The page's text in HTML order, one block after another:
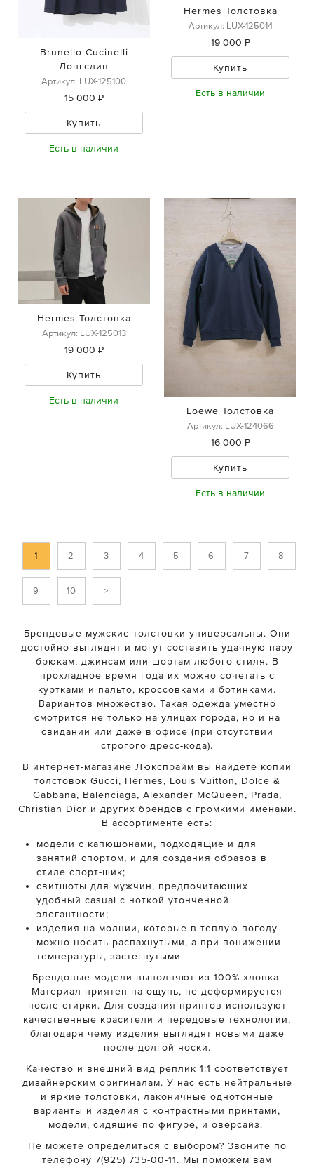
Brunello Cucinelli
Лонгслив
Артикул: LUX-125100
15 000 ₽
Купить
Есть в наличии
Hermes Толстовка
Артикул: LUX-125014
19 000 ₽
Купить
Есть в наличии
Hermes Толстовка
Артикул: LUX-125013
19 000 ₽
Купить
Есть в наличии
Loewe Толстовка
Артикул: LUX-124066
16 000 ₽
Купить
Есть в наличии
1 2 3 4 5 6 7 8
9 10 >
Брендовые мужские толстовки универсальны. Они
достойно выглядят и могут составить удачную пару
брюкам, джинсам или шортам любого стиля. В
прохладное время года их можно сочетать с
куртками и пальто, кроссовками и ботинками.
Вариантов множество. Такая одежда уместно
смотрится не только на улицах города, но и на
свидании или даже в офисе (при отсутствии
строгого дресс-кода).
В интернет-магазине Люкспрайм вы найдете копии
толстовок Gucci, Hermes, Louis Vuitton, Dolce &
Gabbana, Balenciaga, Alexander McQueen, Prada,
Christian Dior и других брендов с громкими именами.
В ассортименте есть:
модели с капюшонами, подходящие и для
занятий спортом, и для создания образов в
стиле спорт-шик;
свитшоты для мужчин, предпочитающих
удобный casual с ноткой утонченной
элегантности;
изделия на молнии, которые в теплую погоду
можно носить распахнутыми, а при понижении
температуры, застегнутыми.
Брендовые модели выполняют из 100% хлопка.
Материал приятен на ощупь, не деформируется
после стирки. Для создания принтов используют
качественные красители и передовые технологии,
благодаря чему изделия выглядят новыми даже
после долгой носки.
Качество и внешний вид реплик 1:1 соответствует
дизайнерским оригиналам. У нас есть нейтральные
и яркие толстовки, лаконичные однотонные
варианты и изделия с контрастными принтами,
модели, сидящие по фигуре, и оверсайз.
Не можете определиться с выбором? Звоните по
телефону 7(925) 735-00-11. Мы поможем вам